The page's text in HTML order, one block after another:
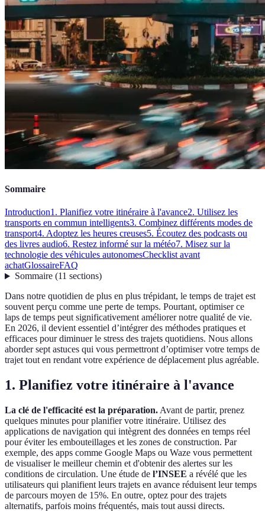
Sommaire
Introduction1. Planifiez votre itinéraire à l'avance2. Utilisez les
transports en commun intelligents3. Combinez différents modes de
transport4. Adoptez les heures creuses5. Écoutez des podcasts ou
des livres audio6. Restez informé sur la météo7. Misez sur la
technologie des véhicules autonomesChecklist avant
achatGlossaireFAQ
Sommaire(11 sections)
Dans notre quotidien de plus en plus trépidant, le temps de trajet est
souvent perçu comme une perte de temps. Pourtant, optimiser ce
laps de temps peut significativement améliorer notre qualité de vie.
En 2026, il devient essentiel d’intégrer des méthodes pratiques et
efficaces pour diminuer le stress des trajets quotidiens. Nous allons
aborder sept astuces qui vous permettront d’optimiser votre temps de
trajet tout en rendant votre expérience de déplacement plus agréable.
1. Planifiez votre itinéraire à l'avance
La clé de l'efficacité est la préparation. Avant de partir, prenez
quelques minutes pour planifier votre itinéraire. Utilisez des
applications de navigation qui intègrent des données en temps réel
pour éviter les embouteillages et les zones de construction. Par
exemple, des apps comme Google Maps ou Waze vous permettent
de visualiser le meilleur chemin et d'obtenir des alertes sur les
conditions de circulation. Une étude de l’INSEE a révélé que les
utilisateurs qui planifient leurs trajets en avance réduisent leur temps
de parcours moyen de 15%. En outre, optez pour des trajets
alternatifs, parfois moins fréquentés, mais tout aussi directs.